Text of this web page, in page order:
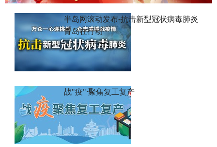
半岛网滚动发布-抗击新型冠状病毒肺炎
青岛在行动
战"疫"·聚焦复工复产